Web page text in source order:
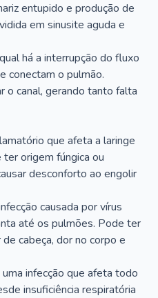
entupido e produção de
em sinusite aguda e
há a interrupção do fluxo
conectam o pulmão.
o canal, gerando tanto falta
que afeta a laringe
origem fúngica ou
desconforto ao engolir
causada por vírus
até os pulmões. Pode ter
cabeça, dor no corpo e
infecção que afeta todo
insuficiência respiratória